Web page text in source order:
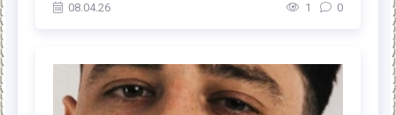
08.04.26 1 0